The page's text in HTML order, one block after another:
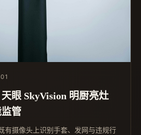
眼 SkyVision 明厨亮灶
管
有摄像头上识别手套、发网与违规行